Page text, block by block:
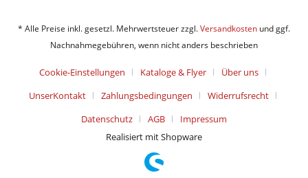
* Alle Preise inkl. gesetzl. Mehrwertsteuer zzgl.Versandkosten und ggf.
Nachnahmegebühren, wenn nicht anders beschrieben
Cookie-Einstellungen Kataloge & Flyer
Über uns
UnserKontakt
Zahlungsbedingungen
Widerrufsrecht
Datenschutz
AGB
Impressum
Realisiert mit Shopware